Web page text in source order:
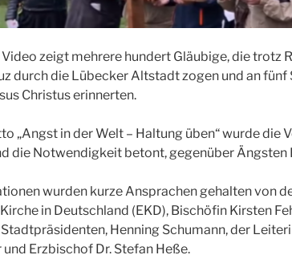
zeigt mehrere hundert Gläubige, die trotz
durch die Lübecker Altstadt zogen und an fünf
Christus erinnerten.
„Angst in der Welt – Haltung üben“ wurde die
die Notwendigkeit betont, gegenüber Ängsten
wurden kurze Ansprachen gehalten von
in Deutschland (EKD), Bischöfin Kirsten
Henning Schumann, der
Erzbischof Dr. Stefan Heße.